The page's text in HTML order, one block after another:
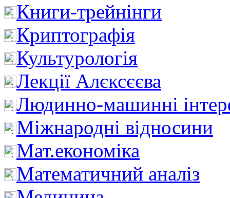
Книги-трейнінги
Криптографія
Культурологія
Лекції Алєксєєва
Людинно-машинні
Міжнародні відносини
Мат.економіка
Математичний аналіз